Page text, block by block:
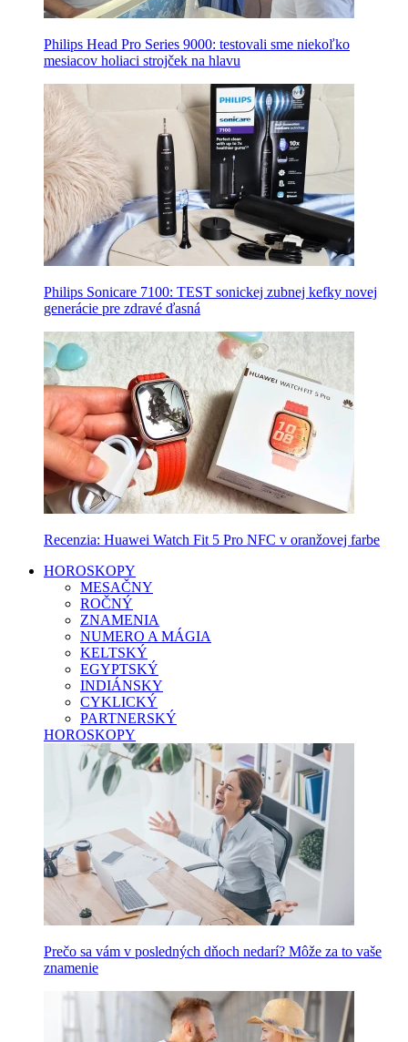
Philips Head Pro Series 9000: testovali sme niekoľko
mesiacov holiaci strojček na hlavu
Philips Sonicare 7100: TEST sonickej zubnej kefky novej
generácie pre zdravé ďasná
Recenzia: Huawei Watch Fit 5 Pro NFC v oranžovej farbe
HOROSKOPY
MESAČNY
ROČNÝ
ZNAMENIA
NUMERO A MÁGIA
KELTSKÝ
EGYPTSKÝ
INDIÁNSKY
CYKLICKÝ
PARTNERSKÝ
HOROSKOPY
Prečo sa vám v posledných dňoch nedarí? Môže za to vaše
znamenie